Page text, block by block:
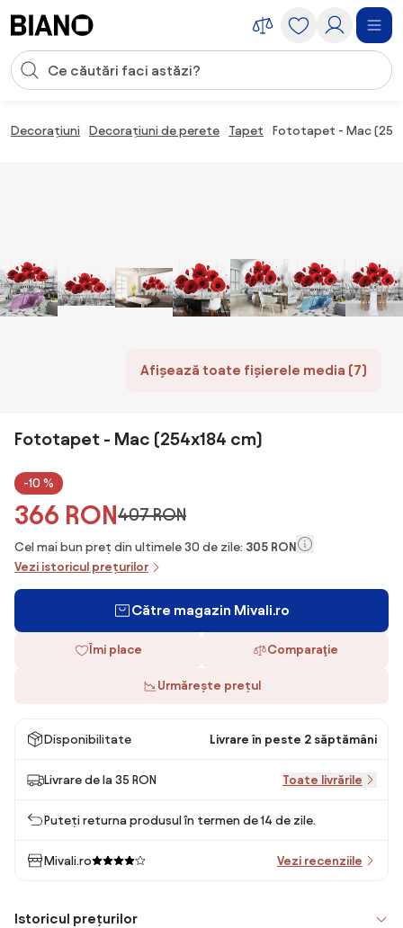
Introducerea căutării
Decorațiuni Decorațiuni de perete Tapet Fototapet - Mac
Afișează toate fișierele media (7)
Fototapet - Mac (254x184 cm)
-10 %
366 RON407 RON
Cel mai bun preț din ultimele 30 de zile: 305 RON
Vezi istoricul prețurilor
Către magazin Mivali.ro
Îmi place Comparaţie
Urmărește prețul
Disponibilitate Livrare în peste 2 săptămâni
Livrare de la 35 RON Toate livrările
Puteți returna produsul în termen de 14 de zile.
Mivali.ro Vezi recenziile
Istoricul prețurilor